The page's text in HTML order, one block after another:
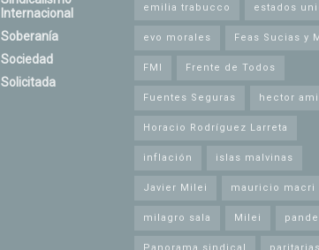
Internacional
Soberanía
Sociedad
Solicitada
emilia trabucco estados
evo morales Feas Sucias y
FMI Frente de Todos
Fuentes Seguras hector
Horacio Rodríguez Larreta
inflación islas malvinas
Javier Milei mauricio macri
milagro sala Milei
Panorama sindical paritarias